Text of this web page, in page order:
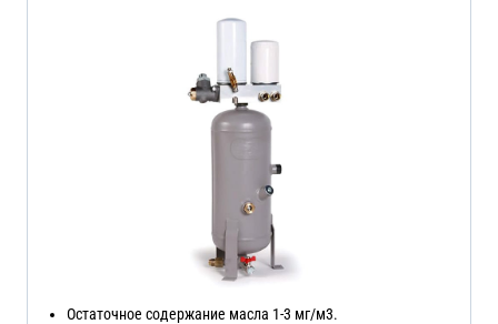
Остаточное содержание масла 1-3 мг/м3.